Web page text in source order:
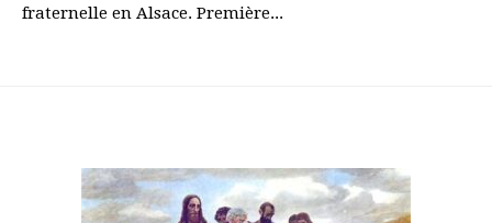
fraternelle en Alsace. Première...